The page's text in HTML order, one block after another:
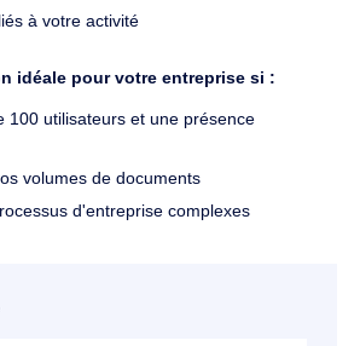
à votre activité
idéale pour votre entreprise si :
100 utilisateurs et une présence
volumes de documents
d'entreprise complexes